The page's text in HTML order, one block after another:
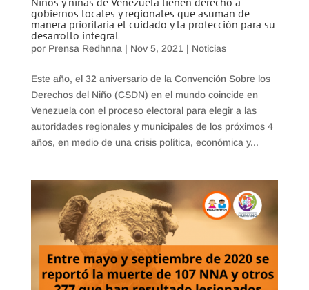
gobiernos locales y regionales que asuman de
manera prioritaria el cuidado y la protección para su
desarrollo integral
por Prensa Redhnna | Nov 5, 2021 | Noticias
Este año, el 32 aniversario de la Convención Sobre los
Derechos del Niño (CSDN) en el mundo coincide en
Venezuela con el proceso electoral para elegir a las
autoridades regionales y municipales de los próximos 4
años, en medio de una crisis política, económica y...